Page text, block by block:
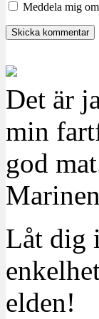
Meddela mig
Det är
min
god
Låt dig
elden!